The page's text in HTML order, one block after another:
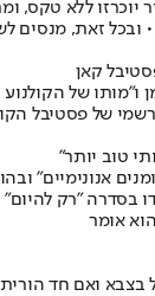
יוכרזו ללא טקס,
ובכל זאת, מנסים
קאן
ו"מותו של
רשמי של פסטיבל
טוב יותר"
אנונימיים"
בסדרה "רק
אומר
ואם חד